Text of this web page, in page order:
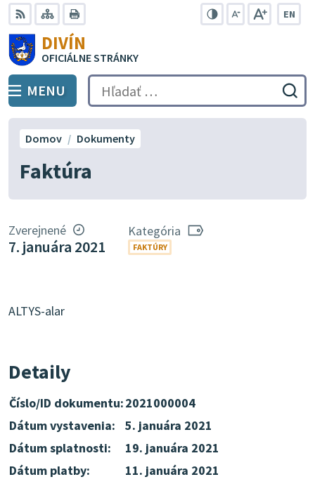
Preskočiť
na
obsah
RSS Mapa
EN
DIVÍN
OFICIÁLNE STRÁNKY
PREPNÚŤ
MENU Hľadať:
Faktúra
Domov Dokumenty
Zverejnené
7. januára 2021
Kategória
FAKTÚRY
ALTYS-alar
Detaily
Číslo/ID dokumentu:2021000004
Dátum vystavenia:
5. januára 2021
Dátum splatnosti:
19. januára 2021
Dátum platby:
11. januára 2021